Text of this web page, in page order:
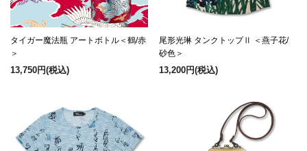
タイガー魔法瓶 アートボトル＜鶴/赤
＞
13,750円(税込)
尾形光琳 タンクトップⅡ ＜燕子花/
砂色＞
13,200円(税込)